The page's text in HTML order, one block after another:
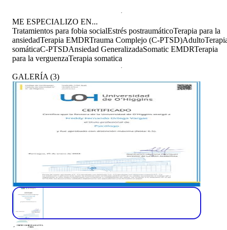
ME ESPECIALIZO EN...
Tratamientos para fobia socialEstrés postraumáticoTerapia para la
ansiedadTerapia EMDRTrauma Complejo (C-PTSD)Adulto
somáticaC-PTSDAnsiedad GeneralizadaSomatic EMDRTerapia
para la verguenzaTerapia somatica
GALERÍA (3)